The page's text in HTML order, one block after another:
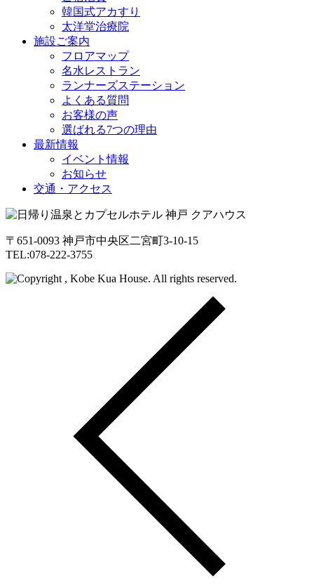
韓国式アカすり
太洋堂治療院
施設ご案内
フロアマップ
名水レストラン
ランナーズステーション
よくある質問
お客様の声
選ばれる7つの理由
最新情報
イベント情報
お知らせ
交通・アクセス
〒651-0093 神戸市中央区二宮町3-10-15
TEL:078-222-3755